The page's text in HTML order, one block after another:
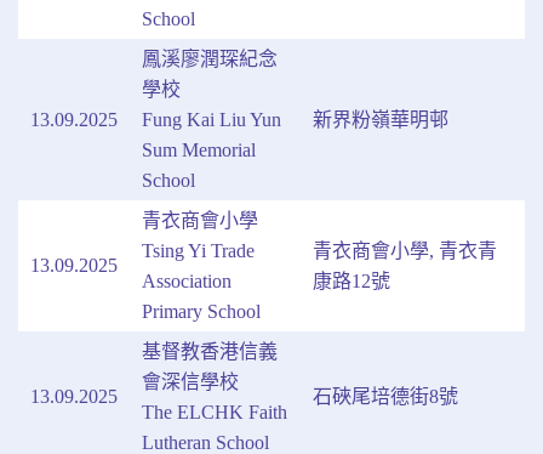
School
13.09.2025
鳳溪廖潤琛紀念
學校
Fung Kai Liu Yun
Sum Memorial
School
新界粉嶺華明邨
13.09.2025
青衣商會小學
Tsing Yi Trade
Association
Primary School
青衣商會小學, 青衣青
康路12號
13.09.2025
基督教香港信義
會深信學校
The ELCHK Faith
Lutheran School
石硤尾培德街8號